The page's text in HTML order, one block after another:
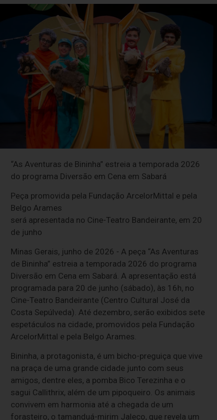
“As Aventuras de Bininha” estreia a temporada 2026
do programa Diversão em Cena em Sabará
Peça promovida pela Fundação ArcelorMittal e pela
Belgo Arames
será apresentada no Cine-Teatro Bandeirante, em 20
de junho
Minas Gerais, junho de 2026 - A peça “As Aventuras
de Bininha” estreia a temporada 2026 do programa
Diversão em Cena em Sabará. A apresentação está
programada para 20 de junho (sábado), às 16h, no
Cine-Teatro Bandeirante (Centro Cultural José da
Costa Sepúlveda). Até dezembro, serão exibidos sete
espetáculos na cidade, promovidos pela Fundação
ArcelorMittal e pela Belgo Arames.
Bininha, a protagonista, é um bicho-preguiça que vive
na praça de uma grande cidade junto com seus
amigos, dentre eles, a pomba Bico Terezinha e o
sagui Callithrix, além de um pipoqueiro. Os animais
convivem em harmonia até a chegada de um
forasteiro, o tamanduá-mirim Jaleco, que revela um